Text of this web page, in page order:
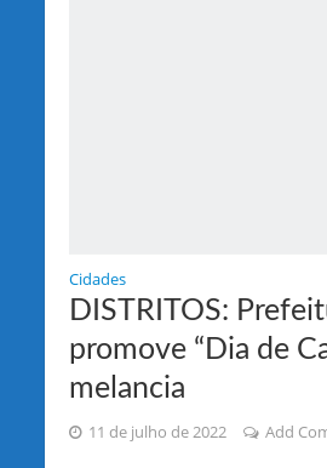
Cidades
DISTRITOS:
promove “Dia de
melancia
11 de julho de 2022 Add